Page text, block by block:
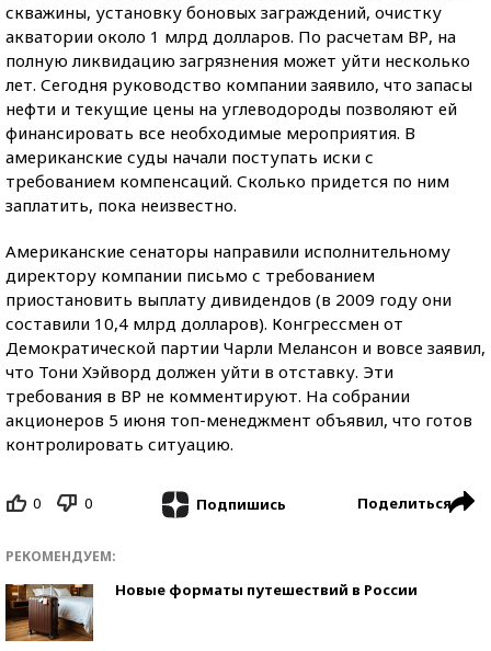
скважины, установку боновых заграждений, очистку
акватории около 1 млрд долларов. По расчетам ВР, на
полную ликвидацию загрязнения может уйти несколько
лет. Сегодня руководство компании заявило, что запасы
нефти и текущие цены на углеводороды позволяют ей
финансировать все необходимые мероприятия. В
американские суды начали поступать иски с
требованием компенсаций. Сколько придется по ним
заплатить, пока неизвестно.
Американские сенаторы направили исполнительному
директору компании письмо с требованием
приостановить выплату дивидендов (в 2009 году они
составили 10,4 млрд долларов). Конгрессмен от
Демократической партии Чарли Мелансон и вовсе заявил,
что Тони Хэйворд должен уйти в отставку. Эти
требования в ВР не комментируют. На собрании
акционеров 5 июня топ-менеджмент объявил, что готов
контролировать ситуацию.
0 0 Подпишись Поделиться
РЕКОМЕНДУЕМ:
Новые форматы путешествий в России